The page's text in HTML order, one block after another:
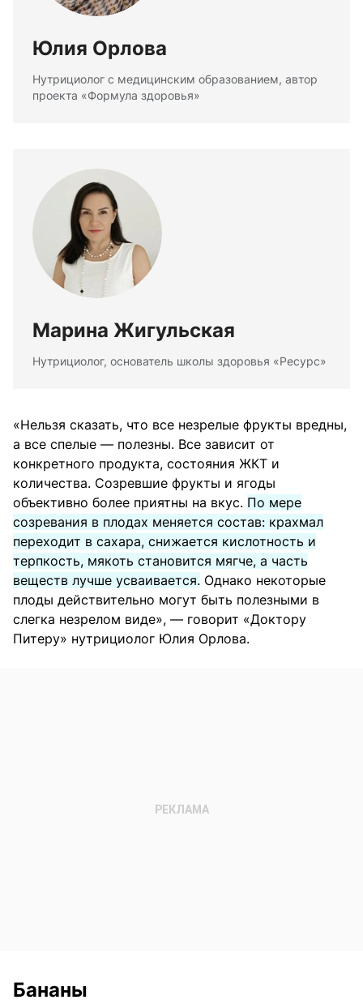
Юлия Орлова
Нутрициолог с медицинским образованием, автор
проекта «Формула здоровья»
Марина Жигульская
Нутрициолог, основатель школы здоровья «Ресурс»
«Нельзя сказать, что все незрелые фрукты вредны,
а все спелые — полезны. Все зависит от
конкретного продукта, состояния ЖКТ и
количества. Созревшие фрукты и ягоды
объективно более приятны на вкус. По мере
созревания в плодах меняется состав: крахмал
переходит в сахара, снижается кислотность и
терпкость, мякоть становится мягче, а часть
веществ лучше усваивается. Однако некоторые
плоды действительно могут быть полезными в
слегка незрелом виде», — говорит «Доктору
Питеру» нутрициолог Юлия Орлова.
Бананы